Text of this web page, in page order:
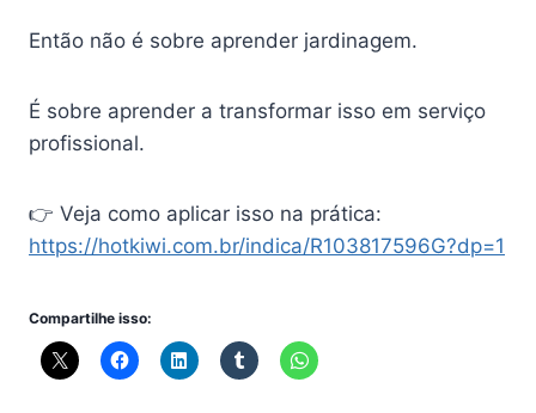
Então não é sobre aprender jardinagem.
É sobre aprender a transformar isso em serviço
profissional.
👉 Veja como aplicar isso na prática:
https://hotkiwi.com.br/indica/R103817596G?dp=1
Compartilhe isso: